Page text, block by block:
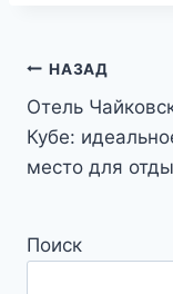
Навигация
по
записям
НАЗАД
Отель
Кубе:
место для
Поиск